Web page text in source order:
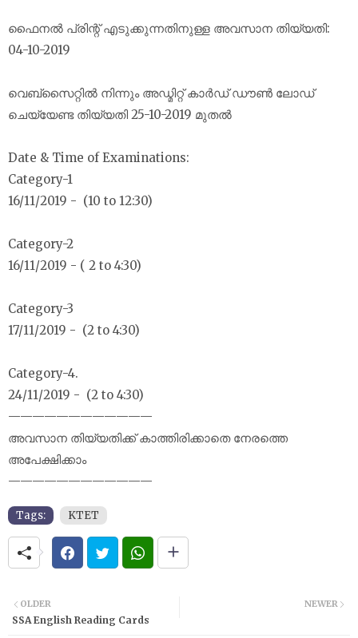
ഫൈനൽ പ്രിന്റ് എടുക്കുന്നതിനുള്ള അവസാന തിയ്യതി:
04-10-2019‬
വെബ്സൈറ്റിൽ നിന്നും അഡ്മിറ്റ് കാർഡ് ഡൗൺ ലോഡ്
ചെയ്യേണ്ട തിയ്യതി 25-10-2019 മുതൽ
Date & Time of Examinations:
Category-1
16/11/2019 - (10 to 12:30)
Category-2
16/11/2019 - ( 2 to 4:30)
Category-3
17/11/2019 - (2 to 4:30)
Category-4.
24/11/2019 - (2 to 4:30)
————————————
അവസാന തിയ്യതിക്ക് കാത്തിരിക്കാതെ നേരത്തെ
അപേക്ഷിക്കാം
————————————
Tags: KTET
NEWER
OLDER
SSA English Reading Cards